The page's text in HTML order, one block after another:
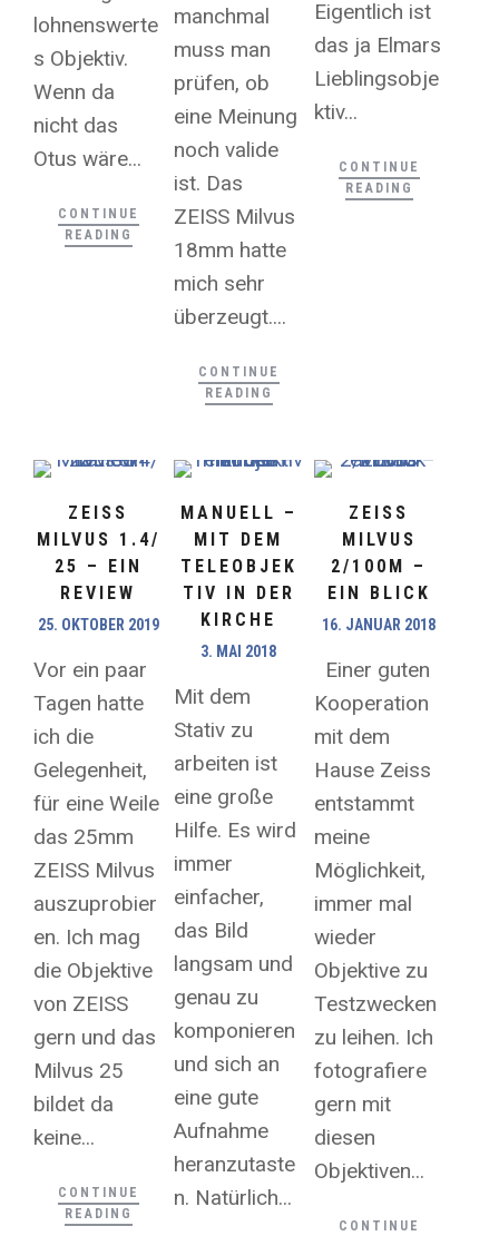
lohnenswerte
s Objektiv.
Wenn da
nicht das
Otus wäre...
CONTINUE
READING
manchmal
muss man
prüfen, ob
eine Meinung
noch valide
ist. Das
ZEISS Milvus
18mm hatte
mich sehr
überzeugt....
CONTINUE
READING
Eigentlich ist
das ja Elmars
Lieblingsobje
ktiv...
CONTINUE
READING
ZEISS
MILVUS 1.4/
25 – EIN
REVIEW
25. OKTOBER 2019
Vor ein paar
Tagen hatte
ich die
Gelegenheit,
für eine Weile
das 25mm
ZEISS Milvus
auszuprobier
en. Ich mag
die Objektive
von ZEISS
gern und das
Milvus 25
bildet da
keine...
CONTINUE
READING
MANUELL –
MIT DEM
TELEOBJEK
TIV IN DER
KIRCHE
3. MAI 2018
Mit dem
Stativ zu
arbeiten ist
eine große
Hilfe. Es wird
immer
einfacher,
das Bild
langsam und
genau zu
komponieren
und sich an
eine gute
Aufnahme
heranzutaste
n. Natürlich...
ZEISS
MILVUS
2/100M –
EIN BLICK
16. JANUAR 2018
Einer guten
Kooperation
mit dem
Hause Zeiss
entstammt
meine
Möglichkeit,
immer mal
wieder
Objektive zu
Testzwecken
zu leihen. Ich
fotografiere
gern mit
diesen
Objektiven...
CONTINUE